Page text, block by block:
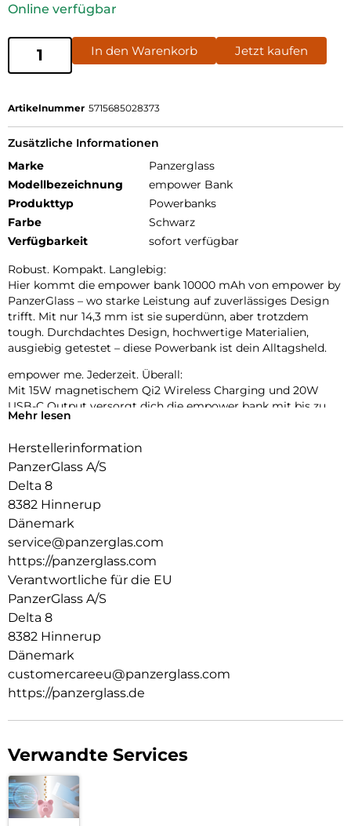
Online verfügbar
In den Warenkorb Jetzt kaufen
Artikelnummer 5715685028373
Zusätzliche Informationen
Marke
Panzerglass
Modellbezeichnung
empower Bank
Produkttyp
Powerbanks
Farbe
Schwarz
Verfügbarkeit
sofort verfügbar
Robust. Kompakt. Langlebig:
Hier kommt die empower bank 10000 mAh von empower by
PanzerGlass – wo starke Leistung auf zuverlässiges Design
trifft. Mit nur 14,3 mm ist sie superdünn, aber trotzdem
tough. Durchdachtes Design, hochwertige Materialien,
ausgiebig getestet – diese Powerbank ist dein Alltagsheld.
empower me. Jederzeit. Überall:
Mit 15W magnetischem Qi2 Wireless Charging und 20W
USB-C Output versorgt dich die empower bank mit bis zu
160 % zusätzlicher Energie. Einfach andocken und losladen –
aus recyceltem Aluminium und kommt ganz ohne
Plastikverpackung.
Mehr lesen
Herstellerinformation
PanzerGlass A/S
Delta 8
8382 Hinnerup
Dänemark
service@panzerglas.com
https://panzerglass.com
Verantwortliche für die EU
PanzerGlass A/S
Delta 8
8382 Hinnerup
Dänemark
customercareeu@panzerglass.com
https://panzerglass.de
Verwandte Services